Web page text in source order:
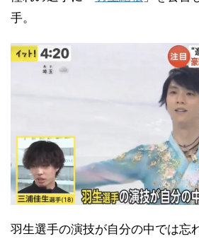
手。
羽生選手の演技が自分の中では忘